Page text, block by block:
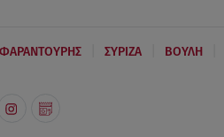
ΦΑΡΑΝΤΟΥΡΗΣ ΣΥΡΙΖΑ ΒΟΥΛΗ